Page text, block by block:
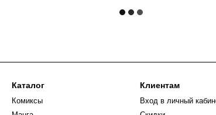
Каталог
Комиксы
Клиентам
Вход в личный